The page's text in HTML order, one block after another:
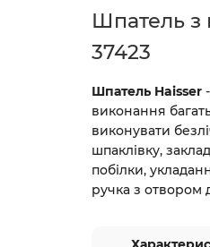
Шпатель з
37423
Шпатель Haisser
виконання
виконувати
шпаклівку,
побілки,
ручка з отвором